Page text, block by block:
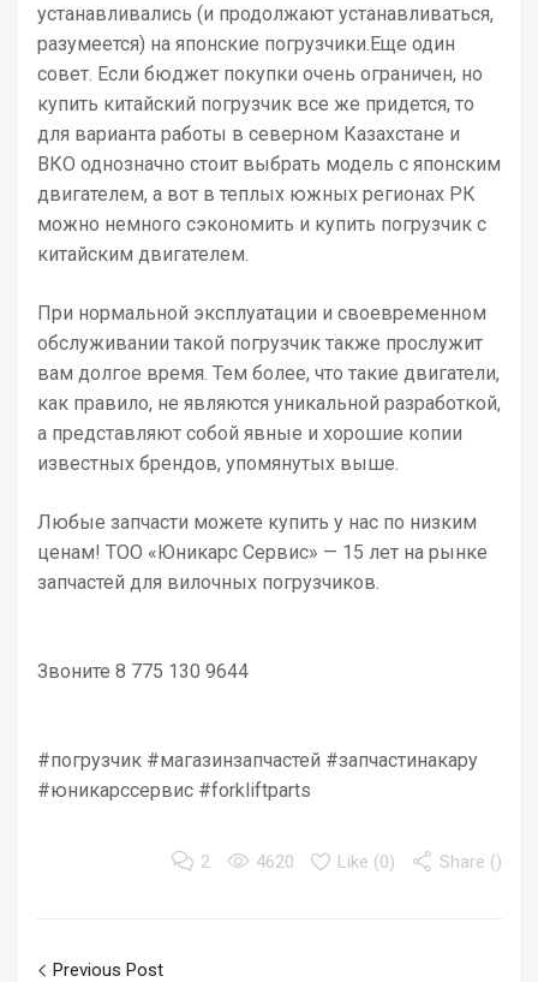
устанавливались (и продолжают устанавливаться,
разумеется) на японские погрузчики.Еще один
совет. Если бюджет покупки очень ограничен, но
купить китайский погрузчик все же придется, то
для варианта работы в северном Казахстане и
ВКО однозначно стоит выбрать модель с японским
двигателем, а вот в теплых южных регионах РК
можно немного сэкономить и купить погрузчик с
китайским двигателем.
При нормальной эксплуатации и своевременном
обслуживании такой погрузчик также прослужит
вам долгое время. Тем более, что такие двигатели,
как правило, не являются уникальной разработкой,
а представляют собой явные и хорошие копии
известных брендов, упомянутых выше.
Любые запчасти можете купить у нас по низким
ценам! ТОО «Юникарс Сервис» — 15 лет на рынке
запчастей для вилочных погрузчиков.
Звоните 8 775 130 9644
#погрузчик #магазинзапчастей #запчастинакару
#юникарссервис #forkliftparts
2 4620 Like (0) Share ()
Previous Post